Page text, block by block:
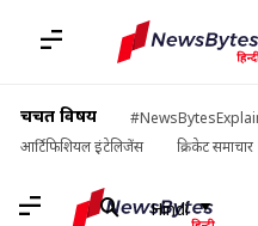
चर्चित विषय
आर्टिफिशियल इंटेलिजेंस
क्रिकेट समाचार
Hindi